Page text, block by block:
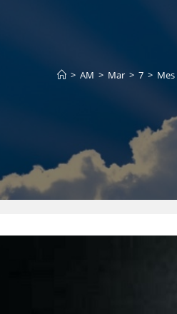
> AM > Mar > 7 >